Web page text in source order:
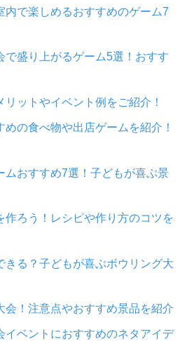
内で楽しめるおすすめのゲーム7
で盛り上がるゲーム5選！おすす
ットやイベント例をご紹介！
の食べ物や出店ゲームを紹介！
ムおすすめ7選！子どもが喜ぶ景
作ろう！レシピや作り方のコツを
きる？子どもが喜ぶボウリング大
会！注意点やおすすめ景品を紹介
イベントにおすすめのネタアイデ